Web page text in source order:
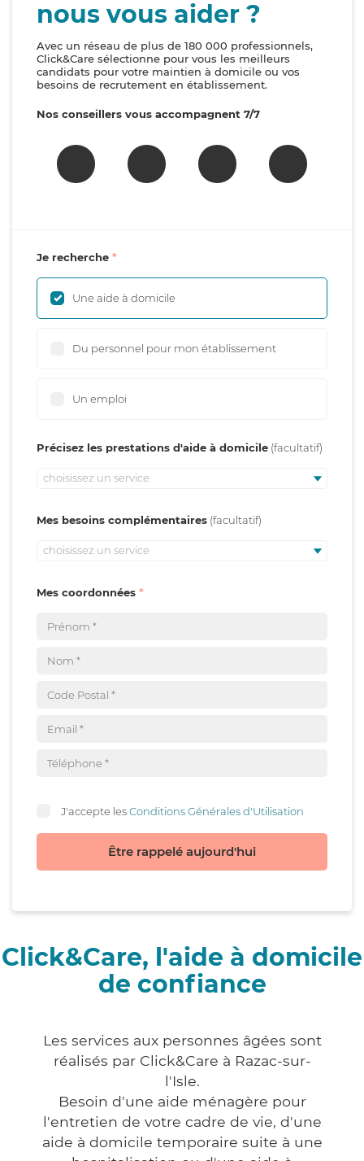
nous vous aider ?
Avec un réseau de plus de 180 000 professionnels,
Click&Care sélectionne pour vous les meilleurs
candidats pour votre maintien à domicile ou vos
besoins de recrutement en établissement.
Nos conseillers vous accompagnent 7/7
Je recherche
Une aide à domicile
Du personnel pour mon établissement
Un emploi
Précisez les prestations d'aide à domicile
choisissez un service
Mes besoins complémentaires
choisissez un service
Mes coordonnées
J'accepte lesConditions Générales d'Utilisation
Être rappelé aujourd'hui
Click&Care, l'aide à domicile
de confiance
Les services aux personnes âgées sont
réalisés par Click&Care à Razac-sur-
l'Isle.
Besoin d'une aide ménagère pour
l'entretien de votre cadre de vie, d'une
aide à domicile temporaire suite à une